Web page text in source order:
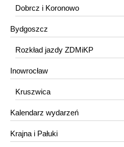
Dobrcz i Koronowo
Bydgoszcz
Rozkład jazdy ZDMiKP
Inowrocław
Kruszwica
Kalendarz wydarzeń
Krajna i Pałuki